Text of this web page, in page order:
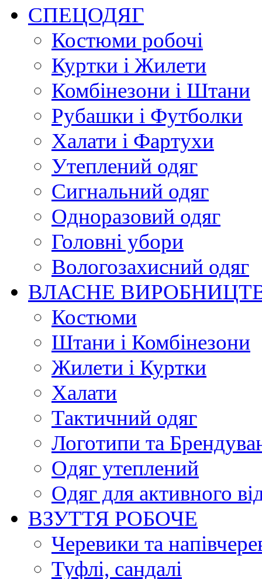
СПЕЦОДЯГ
Костюми робочі
Куртки і Жилети
Комбінезони і Штани
Рубашки і Футболки
Халати і Фартухи
Утеплений одяг
Сигнальний одяг
Одноразовий одяг
Головні убори
Вологозахисний одяг
ВЛАСНЕ
Костюми
Штани і Комбінезони
Жилети і Куртки
Халати
Тактичний одяг
Логотипи та
Одяг утеплений
Одяг для активного
ВЗУТТЯ РОБОЧЕ
Черевики та
Туфлі, сандалі